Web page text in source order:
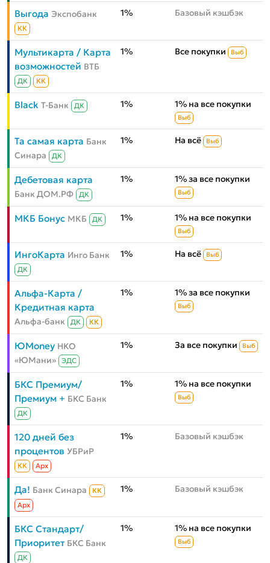
Выгода Экспобанк
КК
1% Базовый кэшбэк
Мультикарта / Карта
возможностей ВТБ
ДК КК
1% Все покупки Выб
Black Т-Банк ДК 1% 1% на все покупки
Выб
Та самая карта Банк
Синара
ДК
1% На всё Выб
Дебетовая карта
Банк ДОМ.РФ ДК
1% 1% за все покупки
Выб
МКБ Бонус МКБ ДК 1% 1% на все покупки
Выб
ИнгоКарта Инго Банк
ДК
1% На всё Выб
Альфа-Карта /
Кредитная карта
Альфа-банк ДК КК
1% 1% за все покупки
Выб
ЮMoney НКО
«ЮМани»
ЭДС
1% За все покупки Выб
БКС Премиум/
Премиум + БКС Банк
ДК
1% 1% на все покупки
Выб
120 дней без
процентов УБРиР
КК Aрх
1% Базовый кэшбэк
Да! Банк Синара
КК
Aрх
1% Базовый кэшбэк
БКС Стандарт/
Приоритет БКС Банк
ДК
1% 1% на все покупки
Выб